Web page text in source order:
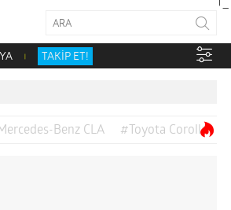
TAKİP ET!
Benz CLA #Toyota Corolla